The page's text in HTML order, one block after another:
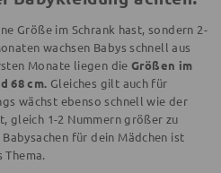
Größe im Schrank hast, sondern 2-
wachsen Babys schnell aus
Monate liegen dieGrößen im
68 cm. Gleiches gilt auch für
wächst ebenso schnell wie der
gleich 1-2 Nummern größer zu
für dein Mädchen ist
Thema.